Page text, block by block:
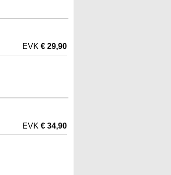
EVK € 29,90
EVK € 34,90